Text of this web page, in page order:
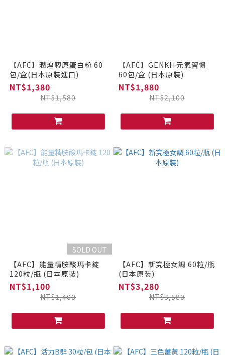
【AFC】潤煌膠原蛋白粉 60
包/盒(日本原裝進口)
NT$1,380
NT$1,580
【AFC】GENKI+元氣習慣
60包/盒 (日本原裝)
NT$1,880
NT$2,100
SOLD OUT
【AFC】能量精胺酸瑪卡錠
120粒/瓶 (日本原裝)
NT$1,100
NT$1,400
【AFC】新究極女調 60粒/瓶
(日本原裝)
NT$3,280
NT$3,580